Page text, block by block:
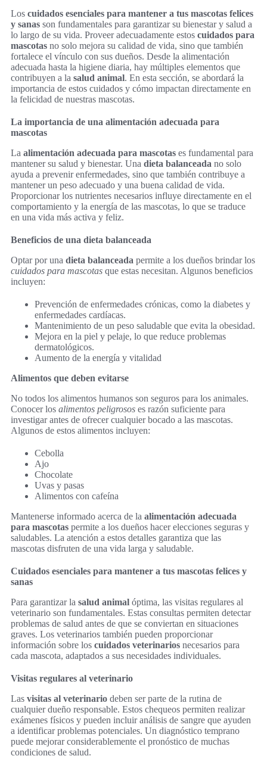
Los cuidados esenciales para mantener a tus mascotas felices
y sanas son fundamentales para garantizar su bienestar y salud a
lo largo de su vida. Proveer adecuadamente estos cuidados para
mascotas no solo mejora su calidad de vida, sino que también
fortalece el vínculo con sus dueños. Desde la alimentación
adecuada hasta la higiene diaria, hay múltiples elementos que
contribuyen a la salud animal. En esta sección, se abordará la
importancia de estos cuidados y cómo impactan directamente en
la felicidad de nuestras mascotas.
La importancia de una alimentación adecuada para
mascotas
La alimentación adecuada para mascotas es fundamental para
mantener su salud y bienestar. Una dieta balanceada no solo
ayuda a prevenir enfermedades, sino que también contribuye a
mantener un peso adecuado y una buena calidad de vida.
Proporcionar los nutrientes necesarios influye directamente en el
comportamiento y la energía de las mascotas, lo que se traduce
en una vida más activa y feliz.
Beneficios de una dieta balanceada
Optar por una dieta balanceada permite a los dueños brindar los
cuidados para mascotas que estas necesitan. Algunos beneficios
incluyen:
Prevención de enfermedades crónicas, como la diabetes y
enfermedades cardíacas.
Mantenimiento de un peso saludable que evita la obesidad.
Mejora en la piel y pelaje, lo que reduce problemas
dermatológicos.
Aumento de la energía y vitalidad
Alimentos que deben evitarse
No todos los alimentos humanos son seguros para los animales.
Conocer los alimentos peligrosos es razón suficiente para
investigar antes de ofrecer cualquier bocado a las mascotas.
Algunos de estos alimentos incluyen:
Cebolla
Ajo
Chocolate
Uvas y pasas
Alimentos con cafeína
Mantenerse informado acerca de la alimentación adecuada
para mascotas permite a los dueños hacer elecciones seguras y
saludables. La atención a estos detalles garantiza que las
mascotas disfruten de una vida larga y saludable.
Cuidados esenciales para mantener a tus mascotas felices y
sanas
Para garantizar la salud animal óptima, las visitas regulares al
veterinario son fundamentales. Estas consultas permiten detectar
problemas de salud antes de que se conviertan en situaciones
graves. Los veterinarios también pueden proporcionar
información sobre los cuidados veterinarios necesarios para
cada mascota, adaptados a sus necesidades individuales.
Visitas regulares al veterinario
Las visitas al veterinario deben ser parte de la rutina de
cualquier dueño responsable. Estos chequeos permiten realizar
exámenes físicos y pueden incluir análisis de sangre que ayuden
a identificar problemas potenciales. Un diagnóstico temprano
puede mejorar considerablemente el pronóstico de muchas
condiciones de salud.